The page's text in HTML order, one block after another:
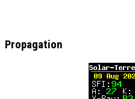
Propagation